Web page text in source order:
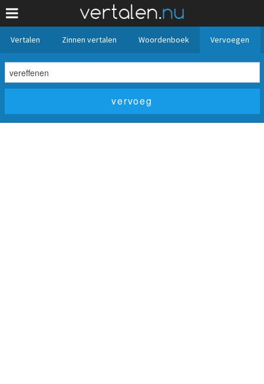
Vertalen Zinnen vertalen Woordenboek Vervoegen